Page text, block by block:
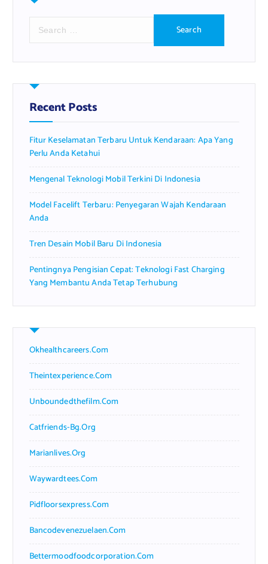
r
h
f
o
:
Recent Posts
Fitur Keselamatan Terbaru Untuk Kendaraan: Apa Yang
Perlu Anda Ketahui
Mengenal Teknologi Mobil Terkini Di Indonesia
Model Facelift Terbaru: Penyegaran Wajah Kendaraan
Anda
Tren Desain Mobil Baru Di Indonesia
Pentingnya Pengisian Cepat: Teknologi Fast Charging
Yang Membantu Anda Tetap Terhubung
Okhealthcareers.com
Theintexperience.com
Unboundedthefilm.com
Catfriends-Bg.org
Marianlives.org
Waywardtees.com
Pidfloorsexpress.com
Bancodevenezuelaen.com
Bettermoodfoodcorporation.com